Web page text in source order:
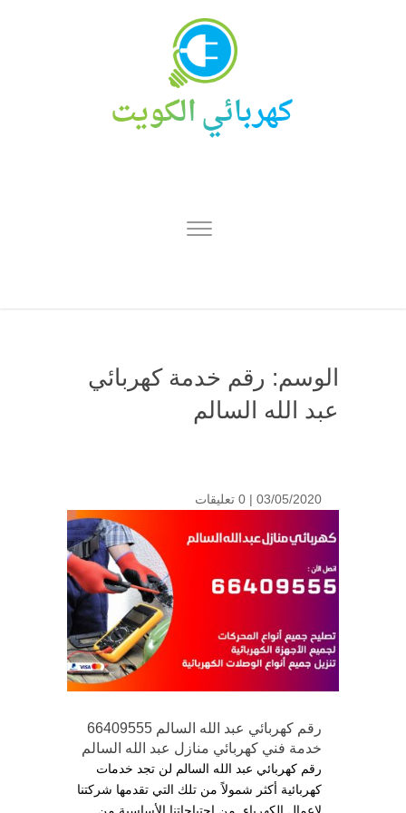
الوسم: رقم خدمة كهربائي
عبد الله السالم
03/05/2020 | 0 تعليقات
رقم كهربائي عبد الله السالم 66409555
خدمة فني كهربائي منازل عبد الله السالم
رقم كهربائي عبد الله السالم لن تجد خدمات
كهربائية أكثر شمولاً من تلك التي تقدمها شركتنا